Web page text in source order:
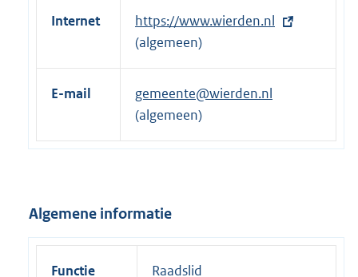
Internet
E
x
t
r
e
n
k
https://www.wierden.nl
(algemeen)
E-mail
gemeente@wierden.nl
(algemeen)
Algemene informatie
Functie Raadslid